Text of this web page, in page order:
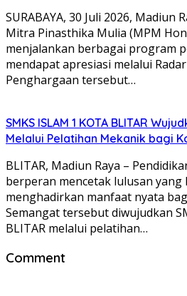
SURABAYA, 30 Juli 2026, Madiun
Mitra Pinasthika Mulia (MPM
menjalankan berbagai program
mendapat apresiasi melalui
Penghargaan tersebut…
SMKS ISLAM 1 KOTA BLITAR
Melalui Pelatihan Mekanik bagi
BLITAR, Madiun Raya –
berperan mencetak lulusan
menghadirkan manfaat nyata
Semangat tersebut diwujudkan
BLITAR melalui pelatihan…
Comment